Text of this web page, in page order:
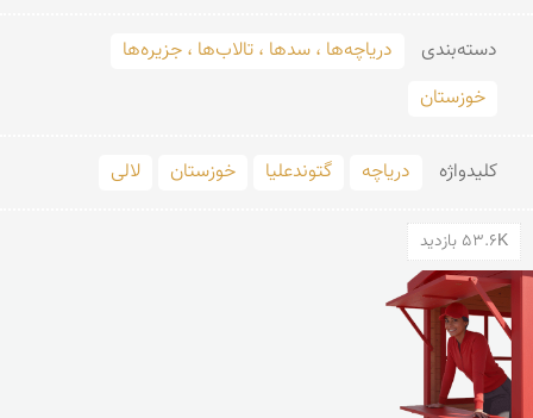
دسته‌بندی
دریاچه‌ها ، سدها ، تالاب‌ها ، جزیره‌ها
خوزستان
کلید‌واژه دریاچه گتوندعلیا خوزستان لالی
53.6K بازدید